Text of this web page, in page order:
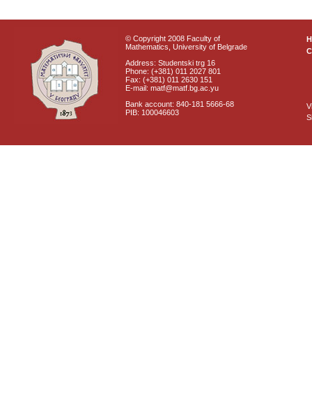
© Copyright 2008 Faculty of
Mathematics, University of Belgrade
Address: Studentski trg 16
Phone: (+381) 011 2027 801
Fax: (+381) 011 2630 151
E-mail: matf@matf.bg.ac.yu
Bank account: 840-181 5666-68
PIB: 100046603